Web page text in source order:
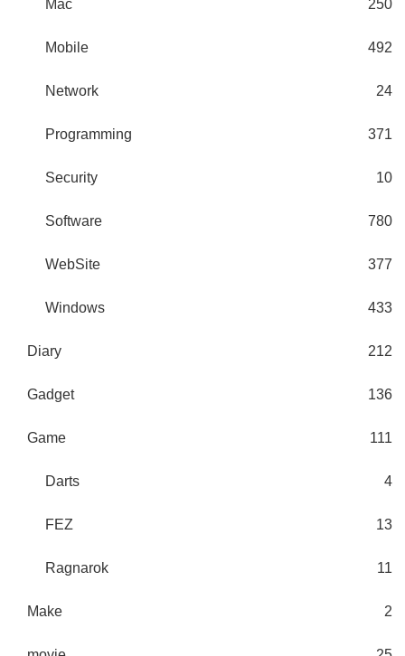
Mac 250
Mobile 492
Network 24
Programming 371
Security 10
Software 780
WebSite 377
Windows 433
Diary 212
Gadget 136
Game 111
Darts 4
FEZ 13
Ragnarok 11
Make 2